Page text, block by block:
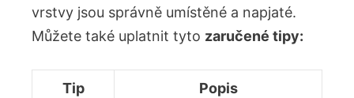
vrstvy jsou správně umístěné a napjaté.
Můžete také uplatnit tyto zaručené tipy:
Tip Popis